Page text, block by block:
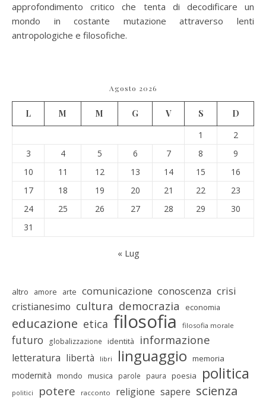
approfondimento critico che tenta di decodificare un
mondo in costante mutazione attraverso lenti
antropologiche e filosofiche.
Agosto 2026
L M M G V S
D
1
2
3
4 5 6 7 8
9
10
11 12 13 14 15
16
17
18 19 20 21 22
23
24
25 26 27 28 29
30
31
« Lug
altro amore arte comunicazione conoscenza crisi
cristianesimo cultura democrazia economia
educazione etica filosofia filosofia morale
futuro globalizzazione identità informazione
letteratura libertà libri linguaggio memoria
modernità mondo musica parole paura poesia politica
politici potere racconto religione sapere scienza